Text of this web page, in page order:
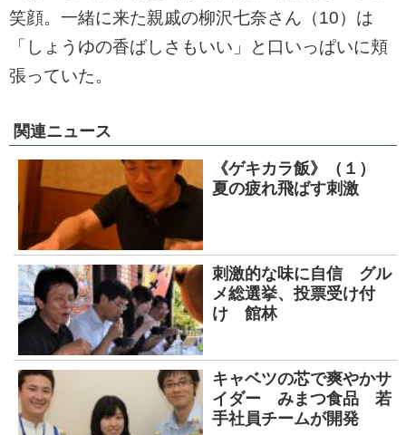
笑顔。一緒に来た親戚の柳沢七奈さん（10）は
「しょうゆの香ばしさもいい」と口いっぱいに頬
張っていた。
関連ニュース
《ゲキカラ飯》（１）
夏の疲れ飛ばす刺激
刺激的な味に自信 グル
メ総選挙、投票受け付
け 館林
キャベツの芯で爽やかサ
イダー みまつ食品 若
手社員チームが開発